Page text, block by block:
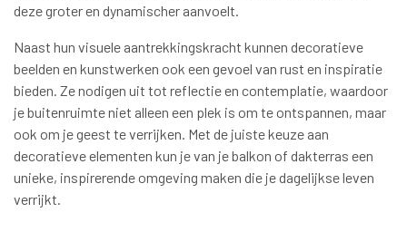
deze groter en dynamischer aanvoelt.
Naast hun visuele aantrekkingskracht kunnen decoratieve
beelden en kunstwerken ook een gevoel van rust en inspiratie
bieden. Ze nodigen uit tot reflectie en contemplatie, waardoor
je buitenruimte niet alleen een plek is om te ontspannen, maar
ook om je geest te verrijken. Met de juiste keuze aan
decoratieve elementen kun je van je balkon of dakterras een
unieke, inspirerende omgeving maken die je dagelijkse leven
verrijkt.